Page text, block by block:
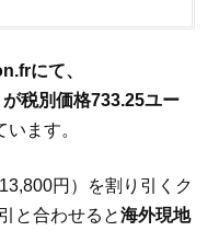
にて、
税別価格733.25ユー
います。
円）を割り引くク
と合わせると海外現地